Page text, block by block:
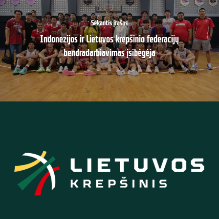
Sekantis įrašas
Indonezijos ir Lietuvos krepšinio federacijų
bendradarbiavimas įsibėgėja